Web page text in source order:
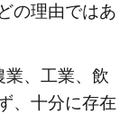
の理由ではあ
業、工業、飲
、十分に存在